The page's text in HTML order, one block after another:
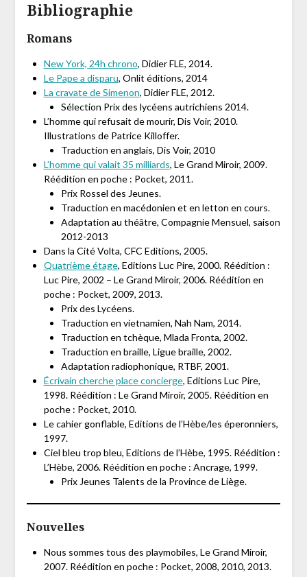
Bibliographie
Romans
New York, 24h chrono, Didier FLE, 2014.
Le Pape a disparu, Onlit éditions, 2014
La cravate de Simenon, Didier FLE, 2012.
Sélection Prix des lycéens autrichiens 2014.
L’homme qui refusait de mourir, Dis Voir, 2010.
Illustrations de Patrice Killoffer.
Traduction en anglais, Dis Voir, 2010
L’homme qui valait 35 milliards, Le Grand Miroir, 2009.
Réédition en poche : Pocket, 2011.
Prix Rossel des Jeunes.
Traduction en macédonien et en letton en cours.
Adaptation au théâtre, Compagnie Mensuel, saison
2012-2013
Dans la Cité Volta, CFC Editions, 2005.
Quatrième étage, Editions Luc Pire, 2000. Réédition :
Luc Pire, 2002 – Le Grand Miroir, 2006. Réédition en
poche : Pocket, 2009, 2013.
Prix des Lycéens.
Traduction en vietnamien, Nah Nam, 2014.
Traduction en tchèque, Mlada Fronta, 2002.
Traduction en braille, Ligue braille, 2002.
Adaptation radiophonique, RTBF, 2001.
Écrivain cherche place concierge, Editions Luc Pire,
1998. Réédition : Le Grand Miroir, 2005. Réédition en
poche : Pocket, 2010.
Le cahier gonflable, Editions de l’Hèbe/les éperonniers,
1997.
Ciel bleu trop bleu, Editions de l’Hèbe, 1995. Réédition :
L’Hèbe, 2006. Réédition en poche : Ancrage, 1999.
Prix Jeunes Talents de la Province de Liège.
Nouvelles
Nous sommes tous des playmobiles, Le Grand Miroir,
2007. Réédition en poche : Pocket, 2008, 2010, 2013.